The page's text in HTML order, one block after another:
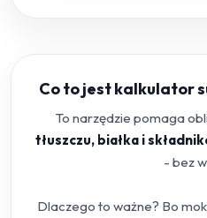
Co to jest kalkulator
To narzędzie pomaga
tłuszczu, białka i
- bez
Dlaczego to ważne? Bo